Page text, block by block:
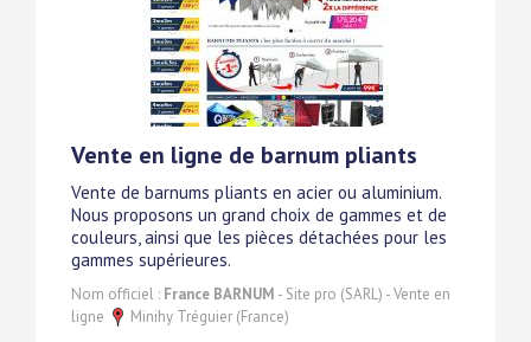
Vente en ligne de barnum pliants
Vente de barnums pliants en acier ou aluminium.
Nous proposons un grand choix de gammes et de
couleurs, ainsi que les pièces détachées pour les
gammes supérieures.
Nom officiel : France BARNUM - Site pro (SARL) - Vente en
ligne
Minihy Tréguier (France)